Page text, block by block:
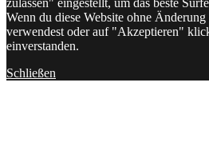
zulassen" eingestellt, um das beste
Wenn du diese Website ohne
verwendest oder auf "Akzeptieren"
einverstanden.
Schließen